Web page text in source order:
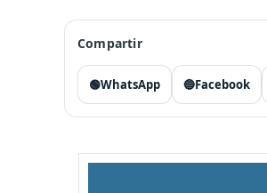
Compartir
🟢WhatsApp 🔵Facebook